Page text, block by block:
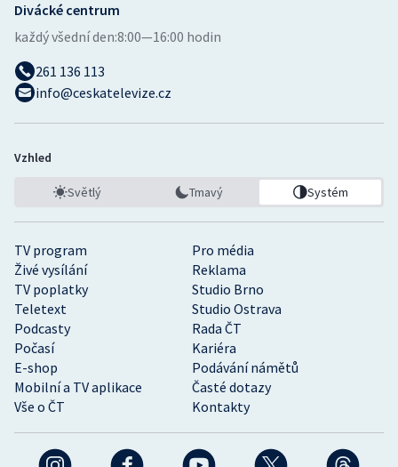
TV program
Pro média
Živé vysílání
Reklama
TV poplatky
Studio Brno
Teletext
Studio Ostrava
Podcasty
Rada ČT
Počasí
Kariéra
E-shop
Podávání námětů
Mobilní a TV aplikace
Časté dotazy
Vše o ČT
Kontakty
Divácké centrum
každý všední den:8:00—16:00 hodin
261 136 113
info@ceskatelevize.cz
Vzhled
Světlý Tmavý Systém